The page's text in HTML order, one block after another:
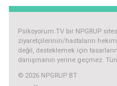
Psikoyorum.TV bir NPGRUP
ziyaretçilerinin/hastaların
değil, desteklemek için
danışmanın yerine geçmez.
© 2026 NPGRUP BT